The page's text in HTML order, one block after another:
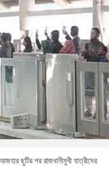
ছুটির পর রাজধানীমুখী যাত্রীদের